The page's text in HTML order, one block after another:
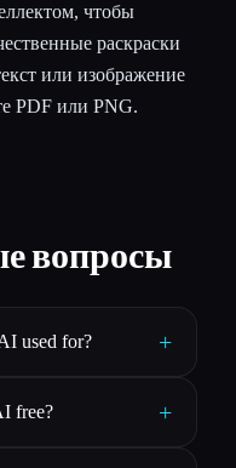
чтобы
раскраски
или изображение
PDF или PNG.
вопросы
used for? +
free? +